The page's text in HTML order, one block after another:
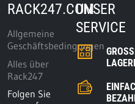
RACK247.COM
Allgemeine
Geschäftsbedingungen
Alles über
Rack247
Folgen Sie
UNSER
SERVICE